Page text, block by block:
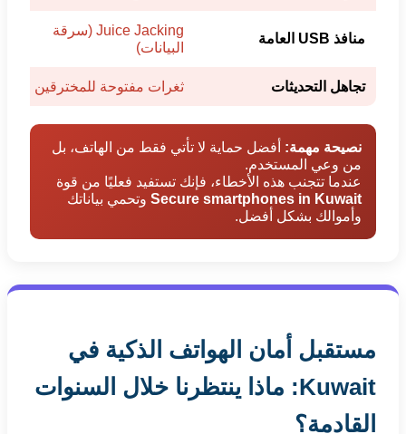
منافذ USB العامة
Juice Jacking (سرقة
البيانات)
تجاهل التحديثات ثغرات مفتوحة للمخترقين
نصيحة مهمة: أفضل حماية لا تأتي فقط من الهاتف، بل
من وعي المستخدم.
عندما تتجنب هذه الأخطاء، فإنك تستفيد فعليًا من قوة
Secure smartphones in Kuwait وتحمي بياناتك
وأموالك بشكل أفضل.
مستقبل أمان الهواتف الذكية في
Kuwait: ماذا ينتظرنا خلال السنوات
القادمة؟